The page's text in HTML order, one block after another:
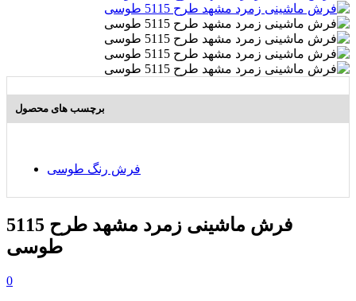
برچسب های محصول
فرش رنگ طوسی
فرش ماشینی زمرد مشهد طرح 5115
طوسی
0